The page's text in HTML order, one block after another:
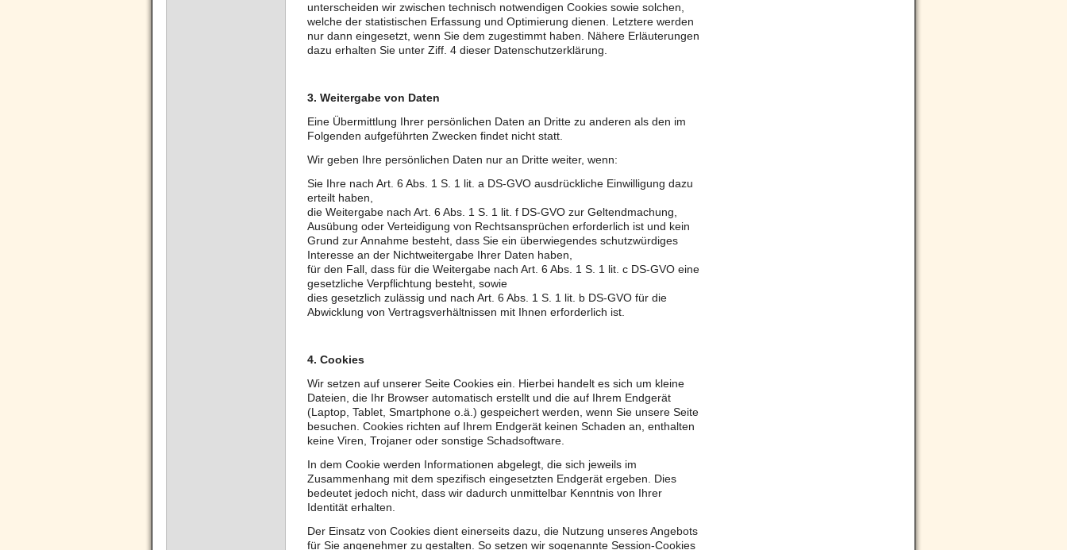
unterscheiden wir zwischen technisch notwendigen Cookies sowie solchen,
welche der statistischen Erfassung und Optimierung dienen. Letztere werden
nur dann eingesetzt, wenn Sie dem zugestimmt haben. Nähere Erläuterungen
dazu erhalten Sie unter Ziff. 4 dieser Datenschutzerklärung.
3. Weitergabe von Daten
Eine Übermittlung Ihrer persönlichen Daten an Dritte zu anderen als den im
Folgenden aufgeführten Zwecken findet nicht statt.
Wir geben Ihre persönlichen Daten nur an Dritte weiter, wenn:
Sie Ihre nach Art. 6 Abs. 1 S. 1 lit. a DS-GVO ausdrückliche Einwilligung dazu
erteilt haben,
die Weitergabe nach Art. 6 Abs. 1 S. 1 lit. f DS-GVO zur Geltendmachung,
Ausübung oder Verteidigung von Rechtsansprüchen erforderlich ist und kein
Grund zur Annahme besteht, dass Sie ein überwiegendes schutzwürdiges
Interesse an der Nichtweitergabe Ihrer Daten haben,
für den Fall, dass für die Weitergabe nach Art. 6 Abs. 1 S. 1 lit. c DS-GVO eine
gesetzliche Verpflichtung besteht, sowie
dies gesetzlich zulässig und nach Art. 6 Abs. 1 S. 1 lit. b DS-GVO für die
Abwicklung von Vertragsverhältnissen mit Ihnen erforderlich ist.
4. Cookies
Wir setzen auf unserer Seite Cookies ein. Hierbei handelt es sich um kleine
Dateien, die Ihr Browser automatisch erstellt und die auf Ihrem Endgerät
(Laptop, Tablet, Smartphone o.ä.) gespeichert werden, wenn Sie unsere Seite
besuchen. Cookies richten auf Ihrem Endgerät keinen Schaden an, enthalten
keine Viren, Trojaner oder sonstige Schadsoftware.
In dem Cookie werden Informationen abgelegt, die sich jeweils im
Zusammenhang mit dem spezifisch eingesetzten Endgerät ergeben. Dies
bedeutet jedoch nicht, dass wir dadurch unmittelbar Kenntnis von Ihrer
Identität erhalten.
Der Einsatz von Cookies dient einerseits dazu, die Nutzung unseres Angebots
für Sie angenehmer zu gestalten. So setzen wir sogenannte Session-Cookies